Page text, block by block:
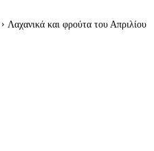
Λαχανικά και φρούτα του Απριλίου